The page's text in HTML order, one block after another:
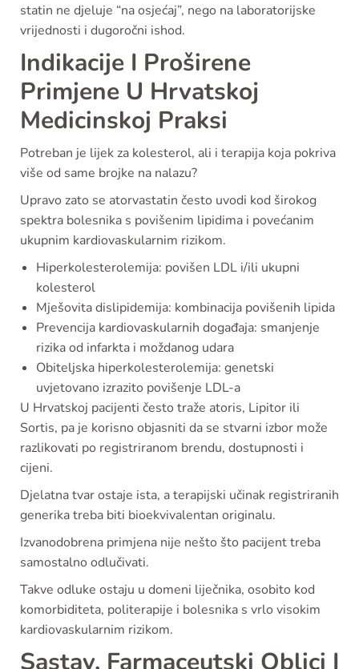
statin ne djeluje “na osjećaj”, nego na laboratorijske
vrijednosti i dugoročni ishod.
Indikacije I Proširene
Primjene U Hrvatskoј
Medicinskoj Praksi
Potreban je lijek za kolesterol, ali i terapija koja pokriva
više od same brojke na nalazu?
Upravo zato se atorvastatin često uvodi kod širokog
spektra bolesnika s povišenim lipidima i povećanim
ukupnim kardiovaskularnim rizikom.
Hiperkolesterolemija: povišen LDL i/ili ukupni
kolesterol
Mješovita dislipidemija: kombinacija povišenih lipida
Prevencija kardiovaskularnih događaja: smanjenje
rizika od infarkta i moždanog udara
Obiteljska hiperkolesterolemija: genetski
uvjetovano izrazito povišenje LDL-a
U Hrvatskoj pacijenti često traže atoris, Lipitor ili
Sortis, pa je korisno objasniti da se stvarni izbor može
razlikovati po registriranom brendu, dostupnosti i
cijeni.
Djelatna tvar ostaje ista, a terapijski učinak registriranih
generika treba biti bioekvivalentan originalu.
Izvanodobrena primjena nije nešto što pacijent treba
samostalno odlučivati.
Takve odluke ostaju u domeni liječnika, osobito kod
komorbiditeta, politerapije i bolesnika s vrlo visokim
kardiovaskularnim rizikom.
Sastav, Farmaceutski Oblici I